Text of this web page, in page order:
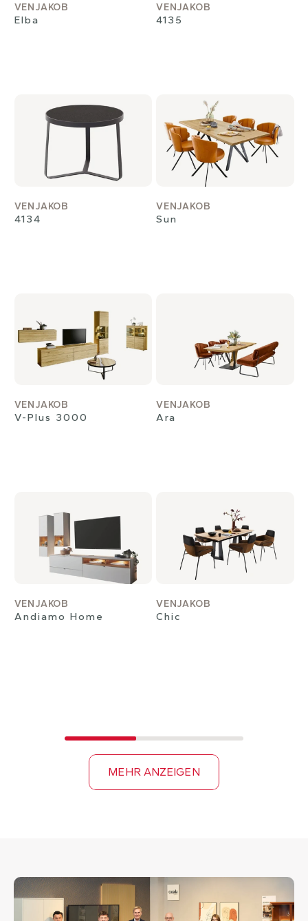
VENJAKOB
Elba
VENJAKOB
4135
VENJAKOB
4134
VENJAKOB
Sun
VENJAKOB
V-Plus 3000
VENJAKOB
Ara
VENJAKOB
Andiamo Home
VENJAKOB
Chic
MEHR ANZEIGEN